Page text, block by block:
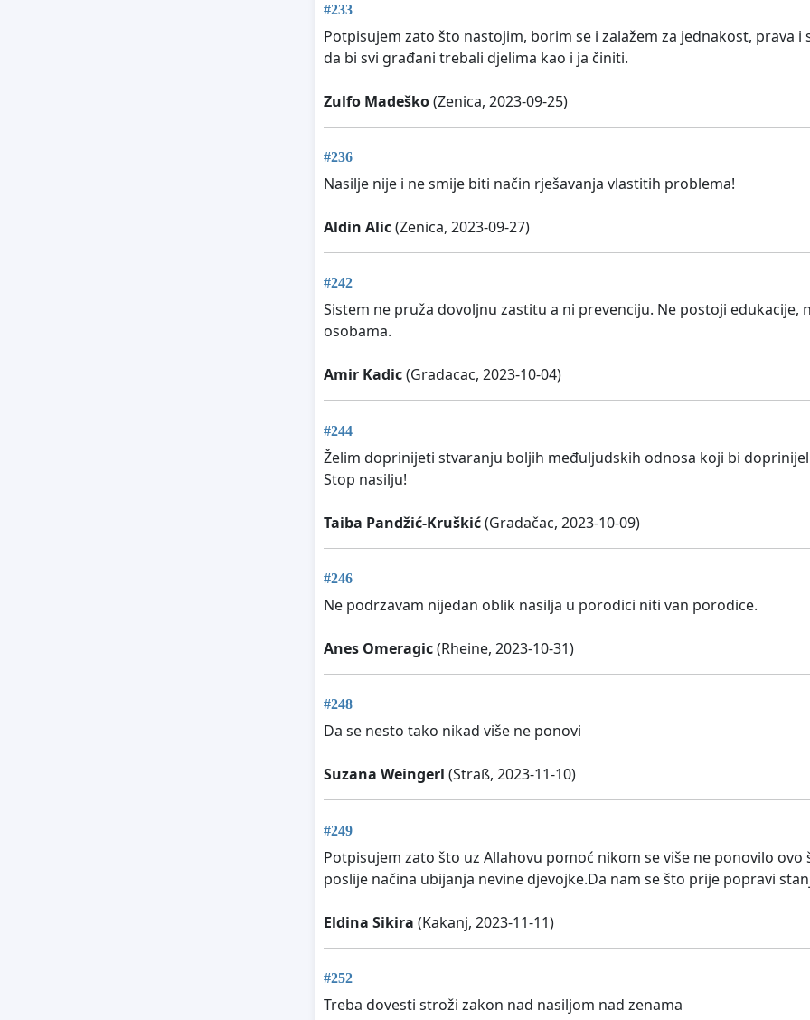
#233
Potpisujem zato što nastojim, borim se i zalažem za jednakost, prava
da bi svi građani trebali djelima kao i ja činiti.
Zulfo Madeško(Zenica, 2023-09-25)
#236
Nasilje nije i ne smije biti način rješavanja vlastitih problema!
Aldin Alic(Zenica, 2023-09-27)
#242
Sistem ne pruža dovoljnu zastitu a ni prevenciju. Ne postoji
osobama.
Amir Kadic(Gradacac, 2023-10-04)
#244
Želim doprinijeti stvaranju boljih međuljudskih odnosa koji bi
Stop nasilju!
Taiba Pandžić-Kruškić(Gradačac, 2023-10-09)
#246
Ne podrzavam nijedan oblik nasilja u porodici niti van porodice.
Anes Omeragic(Rheine, 2023-10-31)
#248
Da se nesto tako nikad više ne ponovi
Suzana Weingerl (Straß, 2023-11-10)
#249
Potpisujem zato što uz Allahovu pomoć nikom se više ne ponovilo
poslije načina ubijanja nevine djevojke.Da nam se što prije popravi
Eldina Sikira (Kakanj, 2023-11-11)
#252
Treba dovesti stroži zakon nad nasiljom nad zenama